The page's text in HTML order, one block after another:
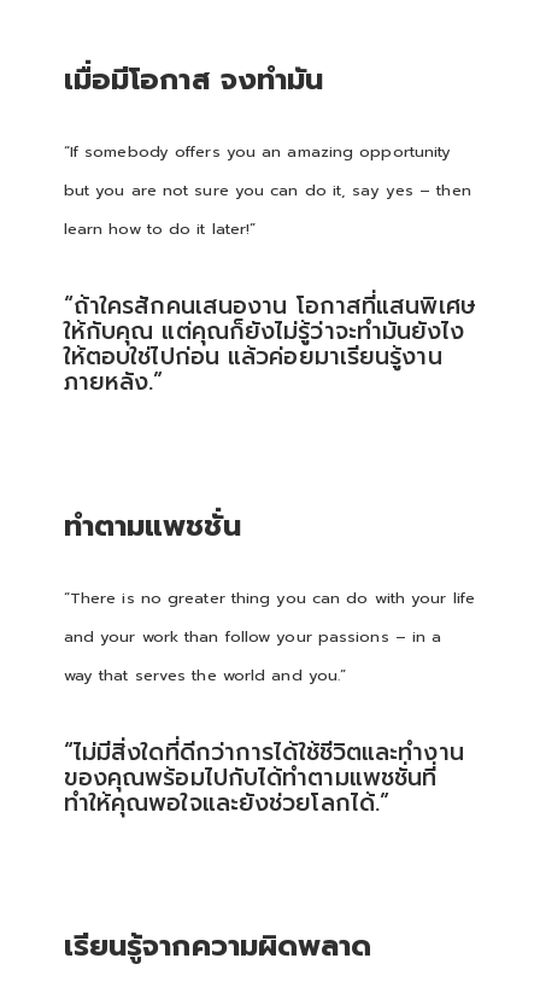
เมื่อมีโอกาส จงทำมัน
“If somebody offers you an amazing opportunity
but you are not sure you can do it, say yes – then
learn how to do it later!”
“ถ้าใครสักคนเสนองาน โอกาสที่แสนพิเศษ
ให้กับคุณ แต่คุณก็ยังไม่รู้ว่าจะทำมันยังไง
ให้ตอบใช่ไปก่อน แล้วค่อยมาเรียนรู้งาน
ภายหลัง.”
ทำตามแพชชั่น
“There is no greater thing you can do with your life
and your work than follow your passions – in a
way that serves the world and you.”
“ไม่มีสิ่งใดที่ดีกว่าการได้ใช้ชีวิตและทำงาน
ของคุณพร้อมไปกับได้ทำตามแพชชั่นที่
ทำให้คุณพอใจและยังช่วยโลกได้.”
เรียนรู้จากความผิดพลาด